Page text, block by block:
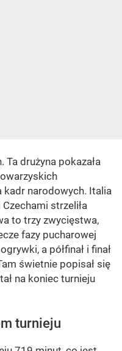
Ta drużyna pokazała
narodowych. Italia
strzeliła
to trzy zwycięstwa,
fazy pucharowej
a półfinał i finał
świetnie popisał się
na koniec turnieju
turnieju